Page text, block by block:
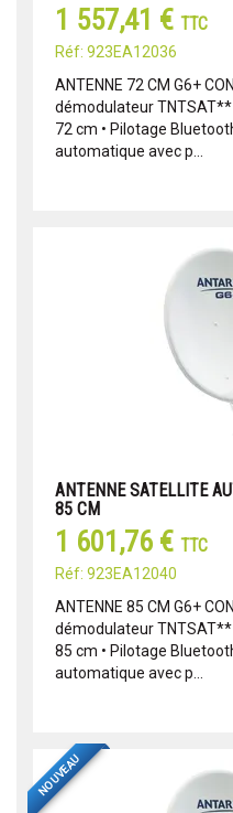
1 557,41 € TTC
Réf: 923EA12036
ANTENNE 72 CM G6+
démodulateur TNTSAT**
72 cm • Pilotage
automatique avec p...
ANTENNE SATELLITE
85 CM
1 601,76 € TTC
Réf: 923EA12040
ANTENNE 85 CM G6+
démodulateur TNTSAT**
85 cm • Pilotage
automatique avec p...
NOUVEAU